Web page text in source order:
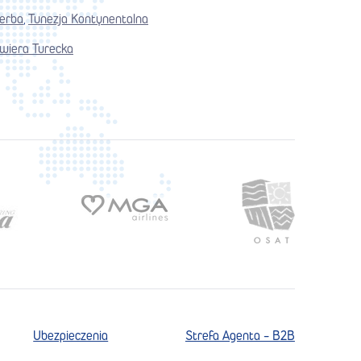
,Tunezja Kontynentalna
Turecka
Ubezpieczenia Strefa Agenta - B2B